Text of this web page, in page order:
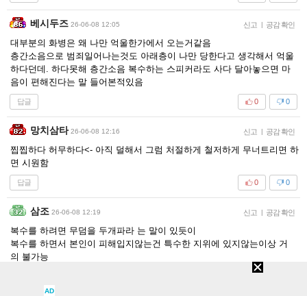
베시두즈 26-06-08 12:05 신고 | 공감 확인
대부분의 화병은 왜 나만 억울한가에서 오는거같음
층간소음으로 범죄일어나는것도 아래층이 나만 당한다고 생각해서 억울
하다던데. 하다못해 층간소음 복수하는 스피커라도 사다 달아놓으면 마
음이 편해진다는 말 들어본적있음
답글 0
0
망치삼타 26-06-08 12:16 신고 | 공감 확인
찝찝하다 허무하다<- 아직 덜해서 그럼 처절하게 철저하게 무너트리면 하
면 시원함
답글 0
0
삼조 26-06-08 12:19 신고 | 공감 확인
복수를 하려면 무덤을 두개파라 는 말이 있듯이
복수를 하면서 본인이 피해입지않는건 특수한 지위에 있지않는이상 거
의 불가능
AD